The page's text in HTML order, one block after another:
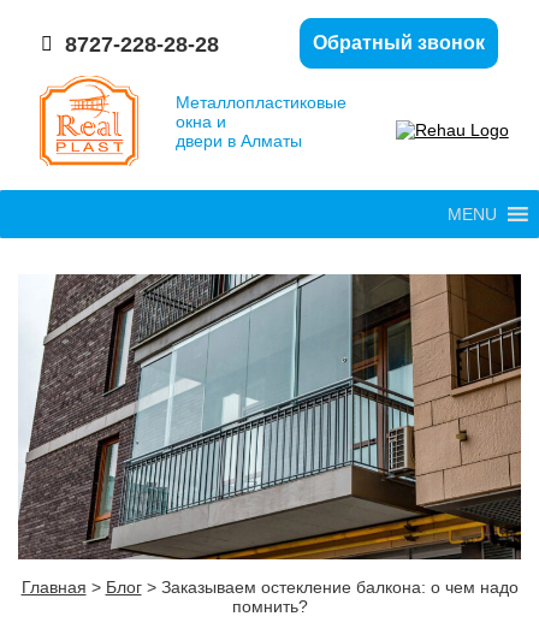
Обратный звонок
8727-228-28-28
Металлопластиковые
окна и
двери в Алматы
MENU
Главная > Блог> Заказываем остекление балкона: о чем надо
помнить?